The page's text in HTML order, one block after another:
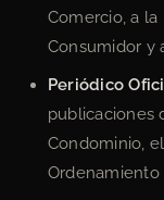
Comercio, a
Consumidor y
Periódico
publicaciones
Condominio,
Ordenamiento